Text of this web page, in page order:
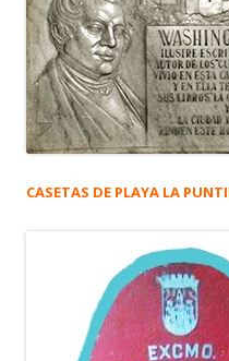
CASETAS DE PLAYA LA